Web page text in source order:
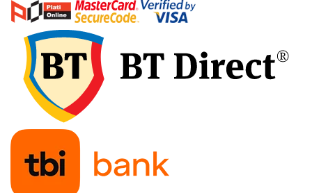
Piese de Schimb RDB
Piese de Schimb Jinpeng
Piese de schimb Arora
Piese scutere universale
Senzori, intrerupatoare, electrice
Baterie Scuter Electric
Cauciuc Scuter Electric
Controller Scuter Electric
Incarcator Scuter Electric